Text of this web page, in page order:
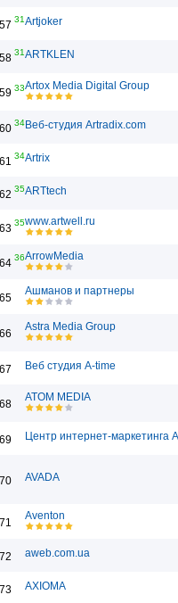
57 31Artjoker
58 31ARTKLEN
59 33Artox Media Digital Group
60 34Веб-студия Artradix.com
61 34Artrix
62 35ARTtech
63 35www.artwell.ru
64 36ArrowMedia
65
Ашманов и партнеры
66
Astra Media Group
67 Веб студия A-time
68
ATOM MEDIA
69 Центр интернет-маркетинга
70 AVADA
71
Aventon
72 aweb.com.ua
73 AXIOMA